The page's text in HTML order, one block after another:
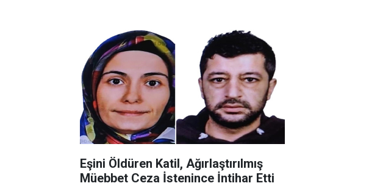
Eşini Öldüren Katil, Ağırlaştırılmış
Müebbet Ceza İstenince İntihar Etti